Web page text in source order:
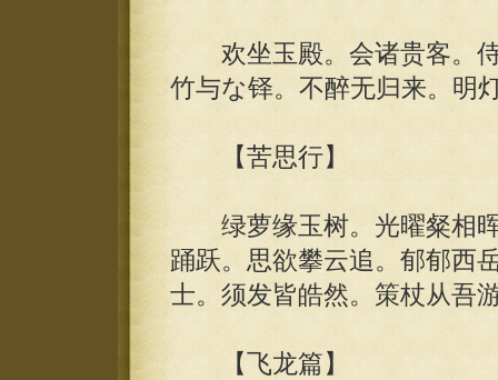
欢坐玉殿。会诸贵客。侍
竹与な铎。不醉无归来。明
【苦思行】
绿萝缘玉树。光曜粲相晖
踊跃。思欲攀云追。郁郁西
士。须发皆皓然。策杖从吾
【飞龙篇】